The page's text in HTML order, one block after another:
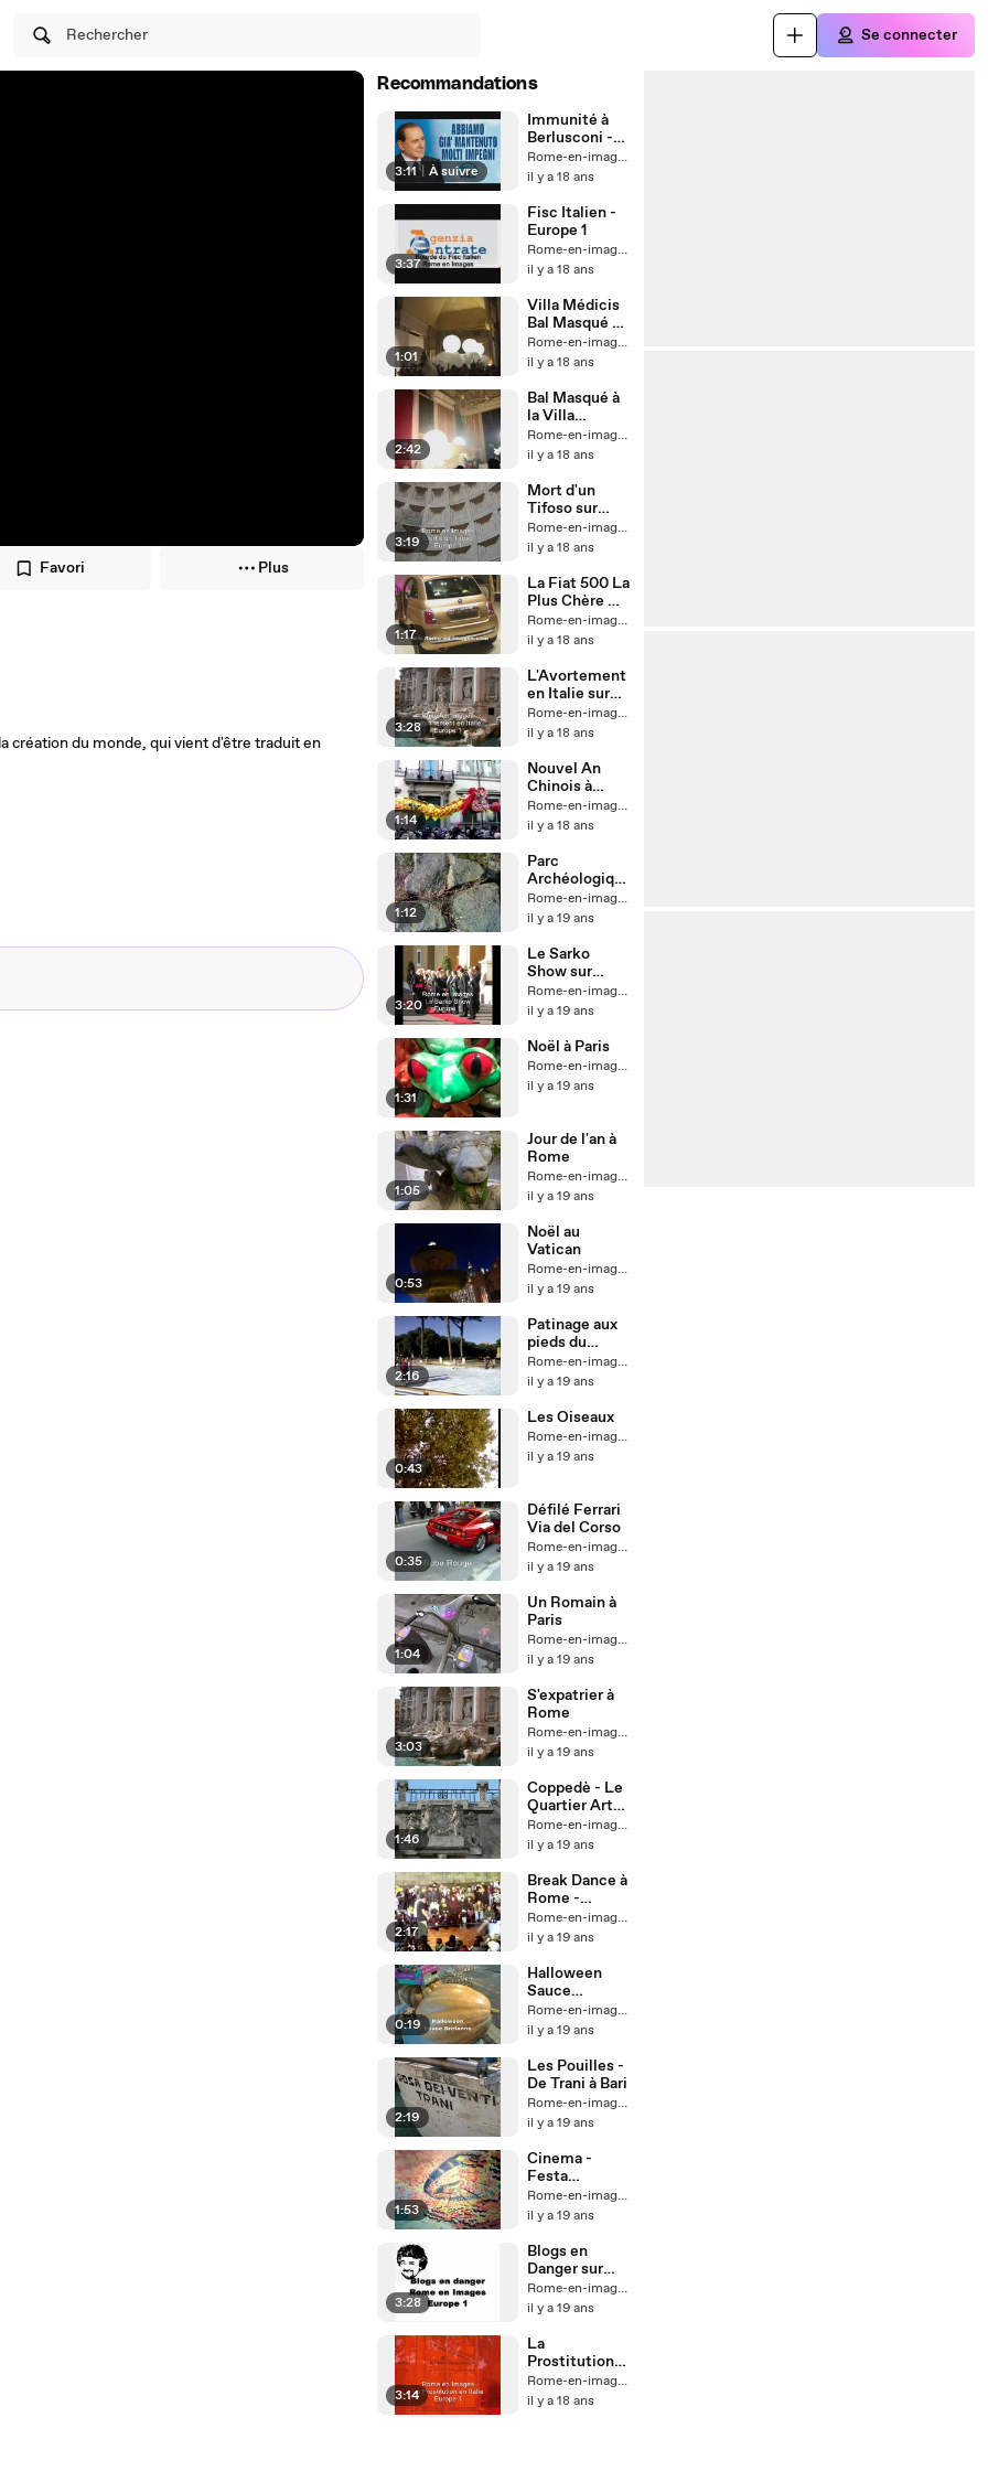
Rechercher Se connecter
Favori Plus
création du monde, qui vient d'être traduit en
Recommandations
3:11 À suivre
Immunité à
Berlusconi -
Europe 1
Rome-en-images
il y a 18 ans
3:37
Fisc Italien -
Europe 1
Rome-en-images
il y a 18 ans
1:01
Villa Médicis
Bal Masqué -
Le Diaporama
Rome-en-images
il y a 18 ans
2:42
Bal Masqué à
la Villa
Médicis
Rome-en-images
il y a 18 ans
3:19
Mort d'un
Tifoso sur
Europe 1
Rome-en-images
il y a 18 ans
1:17
La Fiat 500 La
Plus Chère Du
Monde
Rome-en-images
il y a 18 ans
3:28
L'Avortement
en Italie sur
Europe 1
Rome-en-images
il y a 18 ans
1:14
Nouvel An
Chinois à
Rome
Rome-en-images
il y a 18 ans
1:12
Parc
Archéologiqu
e Gabii
Rome-en-images
il y a 19 ans
3:20
Le Sarko
Show sur
Europe 1
Rome-en-images
il y a 19 ans
1:31
Noël à Paris
Rome-en-images
il y a 19 ans
1:05
Jour de l'an à
Rome
Rome-en-images
il y a 19 ans
0:53
Noël au
Vatican
Rome-en-images
il y a 19 ans
2:16
Patinage aux
pieds du
Castel
Sant'Angelo
Rome-en-images
il y a 19 ans
0:43
Les Oiseaux
Rome-en-images
il y a 19 ans
0:35
Défilé Ferrari
Via del Corso
Rome-en-images
il y a 19 ans
1:04
Un Romain à
Paris
Rome-en-images
il y a 19 ans
3:03
S'expatrier à
Rome
Rome-en-images
il y a 19 ans
1:46
Coppedè - Le
Quartier Art
Nouveau de
Rome
Rome-en-images
il y a 19 ans
2:17
Break Dance à
Rome -
TimTribu
Rome-en-images
il y a 19 ans
0:19
Halloween
Sauce
Bretonne
Rome-en-images
il y a 19 ans
2:19
Les Pouilles -
De Trani à Bari
Rome-en-images
il y a 19 ans
1:53
Cinema -
Festa
Internazionale
di Roma
Rome-en-images
il y a 19 ans
3:28
Blogs en
Danger sur
Europe 1
Rome-en-images
il y a 19 ans
3:14
La
Prostitution
en Italie -
Europe 1
Rome-en-images
il y a 18 ans